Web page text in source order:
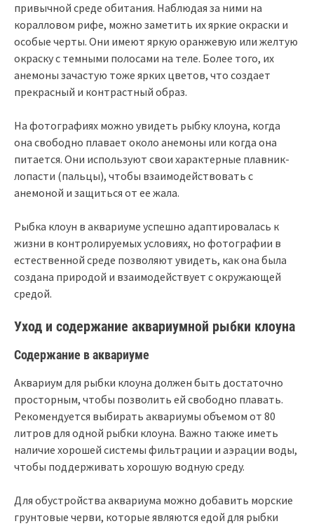
привычной среде обитания. Наблюдая за ними на
коралловом рифе, можно заметить их яркие окраски и
особые черты. Они имеют яркую оранжевую или желтую
окраску с темными полосами на теле. Более того, их
анемоны зачастую тоже ярких цветов, что создает
прекрасный и контрастный образ.
На фотографиях можно увидеть рыбку клоуна, когда
она свободно плавает около анемоны или когда она
питается. Они используют свои характерные плавник-
лопасти (пальцы), чтобы взаимодействовать с
анемоной и защиться от ее жала.
Рыбка клоун в аквариуме успешно адаптировалась к
жизни в контролируемых условиях, но фотографии в
естественной среде позволяют увидеть, как она была
создана природой и взаимодействует с окружающей
средой.
Уход и содержание аквариумной рыбки клоуна
Содержание в аквариуме
Аквариум для рыбки клоуна должен быть достаточно
просторным, чтобы позволить ей свободно плавать.
Рекомендуется выбирать аквариумы объемом от 80
литров для одной рыбки клоуна. Важно также иметь
наличие хорошей системы фильтрации и аэрации воды,
чтобы поддерживать хорошую водную среду.
Для обустройства аквариума можно добавить морские
грунтовые черви, которые являются едой для рыбки